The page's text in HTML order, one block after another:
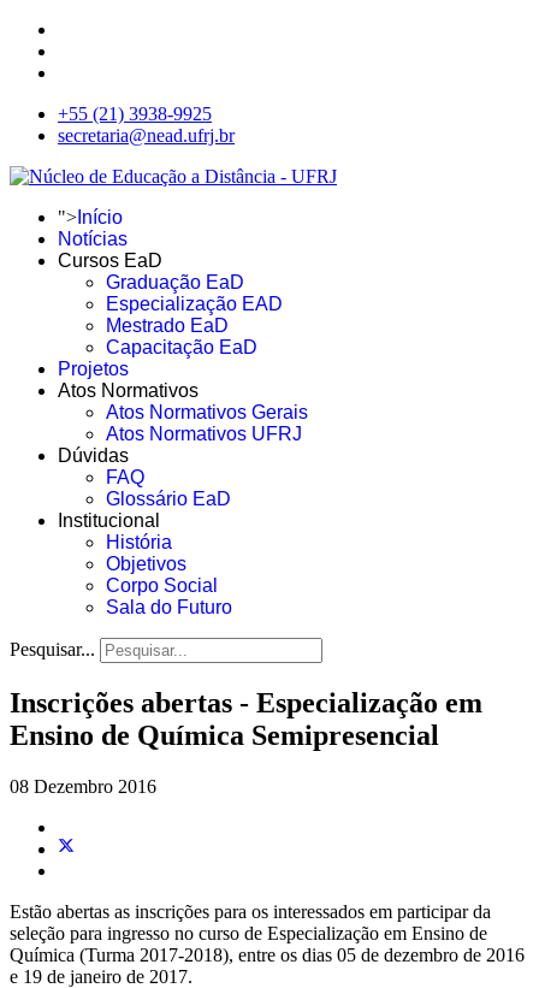
+55 (21) 3938-9925
secretaria@nead.ufrj.br
"> Início
Notícias
Cursos EaD
Graduação EaD
Especialização EAD
Mestrado EaD
Capacitação EaD
Projetos
Atos Normativos
Atos Normativos Gerais
Atos Normativos UFRJ
Dúvidas
FAQ
Glossário EaD
Institucional
História
Objetivos
Corpo Social
Sala do Futuro
Pesquisar...
Inscrições abertas - Especialização em
Ensino de Química Semipresencial
08 Dezembro 2016
Estão abertas as inscrições para os interessados em participar da
seleção para ingresso no curso de Especialização em Ensino de
Química (Turma 2017-2018), entre os dias 05 de dezembro de 2016
e 19 de janeiro de 2017.